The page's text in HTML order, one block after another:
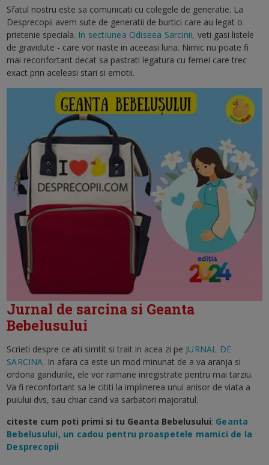
Sfatul nostru este sa comunicati cu colegele de generatie. La
Desprecopii avem sute de generatii de burtici care au legat o
prietenie speciala. In sectiunea Odiseea Sarcinii, veti gasi listele
de gravidute - care vor naste in aceeasi luna. Nimic nu poate fi
mai reconfortant decat sa pastrati legatura cu femei care trec
exact prin aceleasi stari si emotii.
Jurnal de sarcina si Geanta
Bebelusului
Scrieti despre ce ati simtit si trait in acea zi pe JURNAL DE
SARCINA. In afara ca este un mod minunat de a va aranja si
ordona gandurile, ele vor ramane inregistrate pentru mai tarziu.
Va fi reconfortant sa le cititi la implinerea unui anisor de viata a
puiului dvs, sau chiar cand va sarbatori majoratul.
citeste cum poti primi si tu Geanta Bebelusului: Geanta
Bebelusului, un cadou pentru proaspetele mamici de la
Desprecopii